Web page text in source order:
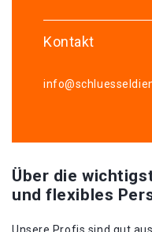
Kontakt
Über die
und flexibles